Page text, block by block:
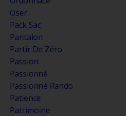
Oser
Pack Sac
Pantalon
Partir De Zéro
Passion
Passionné
Passionné Rando
Patience
Patrimoine